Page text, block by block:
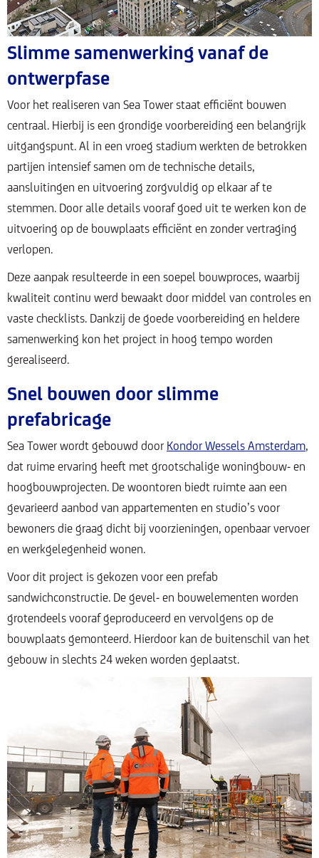
Slimme samenwerking vanaf de
ontwerpfase
Voor het realiseren van Sea Tower staat efficiënt bouwen
centraal. Hierbij is een grondige voorbereiding een belangrijk
uitgangspunt. Al in een vroeg stadium werkten de betrokken
partijen intensief samen om de technische details,
aansluitingen en uitvoering zorgvuldig op elkaar af te
stemmen. Door alle details vooraf goed uit te werken kon de
uitvoering op de bouwplaats efficiënt en zonder vertraging
verlopen.
Deze aanpak resulteerde in een soepel bouwproces, waarbij
kwaliteit continu werd bewaakt door middel van controles en
vaste checklists. Dankzij de goede voorbereiding en heldere
samenwerking kon het project in hoog tempo worden
gerealiseerd.
Snel bouwen door slimme
prefabricage
Sea Tower wordt gebouwd door Kondor Wessels Amsterdam,
dat ruime ervaring heeft met grootschalige woningbouw- en
hoogbouwprojecten. De woontoren biedt ruimte aan een
gevarieerd aanbod van appartementen en studio’s voor
bewoners die graag dicht bij voorzieningen, openbaar vervoer
en werkgelegenheid wonen.
Voor dit project is gekozen voor een prefab
sandwichconstructie. De gevel- en bouwelementen worden
grotendeels vooraf geproduceerd en vervolgens op de
bouwplaats gemonteerd. Hierdoor kan de buitenschil van het
gebouw in slechts 24 weken worden geplaatst.